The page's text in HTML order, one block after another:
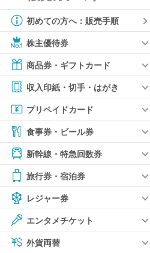
初めての方へ：販売手順
株主優待券
商品券・ギフトカード
収入印紙・切手・はがき
プリペイドカード
食事券・ビール券
新幹線・特急回数券
旅行券・宿泊券
レジャー券
エンタメチケット
外貨両替